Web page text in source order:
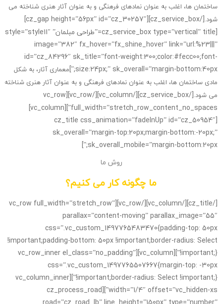
ساختمان ها، اغلب به عنوان نمادهای فرهنگی و به عنوان آثار هنری شناخته می
شود.
[/cz_service_box][cz_gap height=”56px” id=”cz_30257″]
[cz_service_box type=”vertical” title=”طراحی مبلمان” style=”style11″
image=”382″ fx_hover=”fx_shine_hover” link=”url:%23|||”
id=”cz_84296″ sk_title=”font-weight:300;color:#fecc00;font-
size:24px;” sk_overall=”margin-bottom:40px;”] معماری آثار، به شکل
مادی ساختمان ها، اغلب به عنوان نمادهای فرهنگی و به عنوان آثار هنری شناخته
می شود.
[/cz_service_box][/vc_column][/vc_row][vc_row
full_width=”stretch_row_content_no_spaces”][vc_column]
[cz_title css_animation=”fadeInUp” id=”cz_50954″
sk_overall=”margin-top:20px;margin-bottom:-20px;”
sk_overall_mobile=”margin-bottom:20px;”]
روش ما
ما چگونه کار می کنیم؟
[/cz_title][/vc_column][/vc_row][vc_row full_width=”stretch_row”
parallax=”content-moving” parallax_image=”55″
css=”.vc_custom_1497765483470{padding-top: 50px
!important;padding-bottom: 50px !important;border-radius: Select
!important;}”][vc_column][vc_row_inner el_class=”no_padding”
css=”.vc_custom_1497765507667{margin-top: -30px
!important;border-radius: Select !important;}”][vc_column_inner
width=”1/4″ offset=”vc_hidden-xs”][cz_process_road